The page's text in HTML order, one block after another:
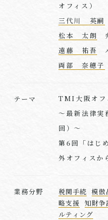
オフィス）
三代川 英嗣
松本 太朗
遠藤 祐吾
両部 奈穂子
テーマ
TMI大阪オフ
～最新法律実
回）～
第6回「はじ
外オフィスか
業務分野 税関手続 模倣
略支援 知財争
ルティング